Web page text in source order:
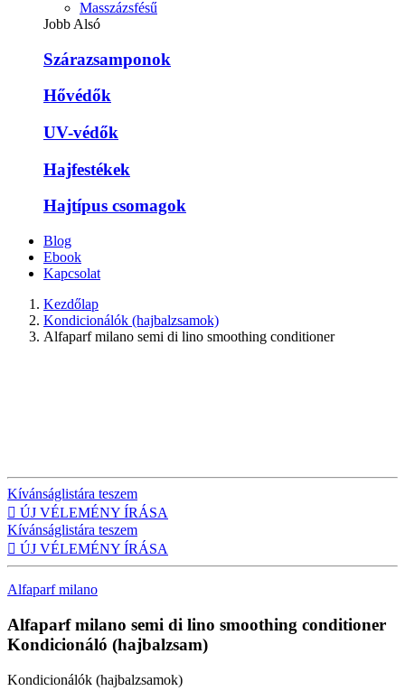
Masszázsfésű
Jobb Alsó
Szárazsamponok
Hővédők
UV-védők
Hajfestékek
Hajtípus csomagok
Blog
Ebook
Kapcsolat
Kezdőlap
Kondicionálók (hajbalzsamok)
Alfaparf milano semi di lino smoothing conditioner
Kívánságlistára teszem
 ÚJ VÉLEMÉNY ÍRÁSA
Kívánságlistára teszem
 ÚJ VÉLEMÉNY ÍRÁSA
Alfaparf milano
Alfaparf milano semi di lino smoothing conditioner
Kondicionáló (hajbalzsam)
Kondicionálók (hajbalzsamok)